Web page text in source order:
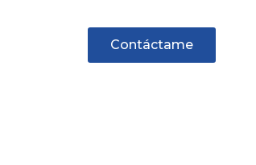
Contáctame